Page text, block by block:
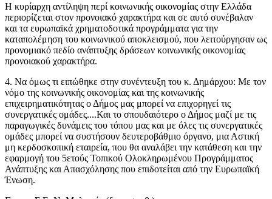
Η κυρίαρχη αντίληψη περί κοινωνικής οικονομίας στην Ελλάδα
περιορίζεται στον προνοιακό χαρακτήρα και σε αυτό συνέβαλαν
και τα ευρωπαϊκά χρηματοδοτικά προγράμματα για την
καταπολέμηση του κοινωνικού αποκλεισμού, που λειτούργησαν ως
προνομιακό πεδίο ανάπτυξης δράσεων κοινωνικής οικονομίας
προνοιακού χαρακτήρα.
4. Να όμως τι ειπώθηκε στην συνέντευξη του κ. Δημάρχου: Με τον
νόμο της κοινωνικής οικονομίας και της κοινωνικής
επιχειρηματικότητας ο Δήμος μας μπορεί να επιχορηγεί τις
συνεργατικές ομάδες....Και το σπουδαιότερο ο Δήμος μαζί με τις
παραγωγικές δυνάμεις του τόπου μας και με όλες τις συνεργατικές
ομάδες μπορεί να συστήσουν δευτεροβάθμιο όργανο, μια Αστική
μη κερδοσκοπική εταιρεία, που θα αναλάβει την κατάθεση και την
εφαρμογή του 5ετούς Τοπικού Ολοκληρωμένου Προγράμματος
Ανάπτυξης και Απασχόλησης που επιδοτείται από την Ευρωπαϊκή
Ένωση.